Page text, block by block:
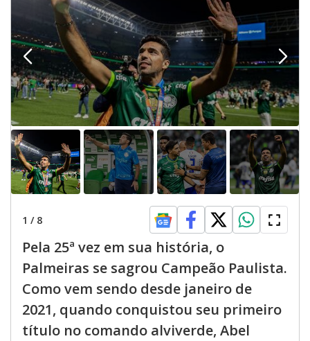
1 / 8
Pela 25ª vez em sua história, o
Palmeiras se sagrou Campeão Paulista.
Como vem sendo desde janeiro de
2021, quando conquistou seu primeiro
título no comando alviverde, Abel